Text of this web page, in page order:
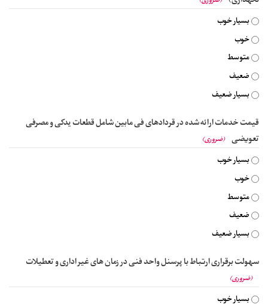
بسیار خوب
خوب
متوسط
ضعیف
بسیار ضعیف
قیمت خدمات ارائه شده در قردادهای فی مابین شامل قطعات یدکی و مصرفی
تعویضی (ضروری)
بسیار خوب
خوب
متوسط
ضعیف
بسیار ضعیف
سهولت برقراری ارتباط با پرسنل واحد فنی در زمان های غیر اداری و تعطیلات
(ضروری)
بسیار خوب